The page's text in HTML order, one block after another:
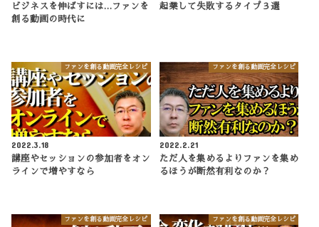
ビジネスを伸ばすには…ファンを
創る動画の時代に
起業して失敗するタイプ３選
ファンを創る動画完全レシピ
2022.3.18
講座やセッションの参加者をオン
ラインで増やすなら
ファンを創る動画完全レシピ
2022.2.21
ただ人を集めるよりファンを集め
るほうが断然有利なのか？
ファンを創る動画完全レシピ ファンを創る動画完全レシピ